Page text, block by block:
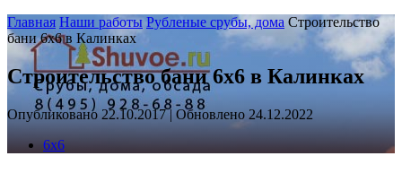
Главная Наши работы Рубленые срубы, дома Строительство
бани 6х6 в Калинках
Строительство бани 6х6 в Калинках
Опубликовано 22.10.2017 | Обновлено 24.12.2022
6х6